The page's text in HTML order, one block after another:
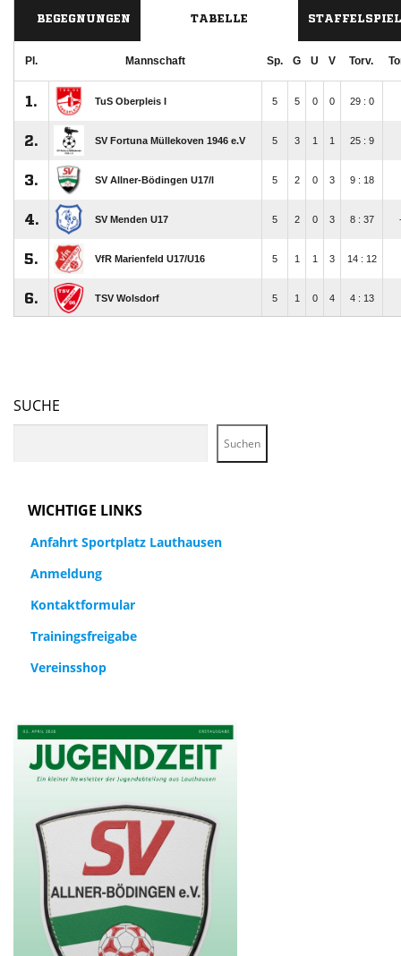
SUCHE
Suchen
WICHTIGE LINKS
Anfahrt Sportplatz Lauthausen
Anmeldung
Kontaktformular
Trainingsfreigabe
Vereinsshop